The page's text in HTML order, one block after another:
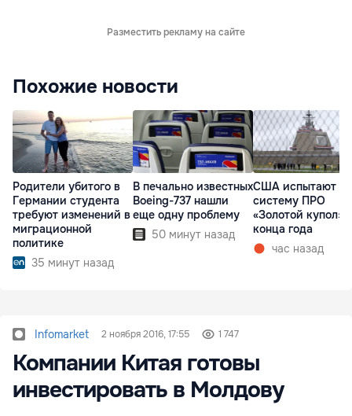
Разместить рекламу на сайте
Похожие новости
Родители убитого в
Германии студента
требуют изменений в
миграционной
политике
35 минут назад
В печально известных
Boeing-737 нашли
еще одну проблему
50 минут назад
США испытают
систему ПРО
«Золотой купол»
конца года
час назад
Infomarket 2 ноября 2016, 17:55 1 747
Компании Китая готовы
инвестировать в Молдову